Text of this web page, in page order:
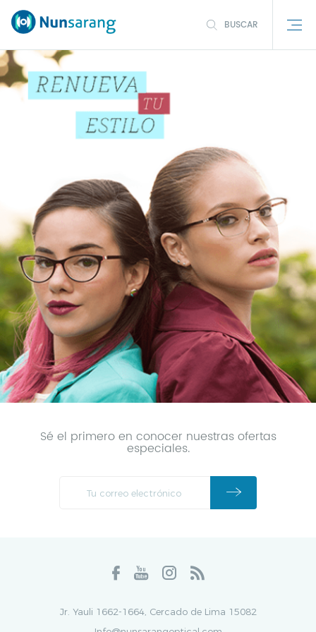
BUSCAR
Sé el primero en conocer nuestras ofertas
especiales.
Jr. Yauli 1662-1664, Cercado de Lima 15082